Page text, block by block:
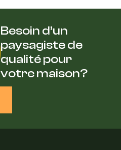
Besoin d’un
paysagiste de
qualité pour
votre maison?